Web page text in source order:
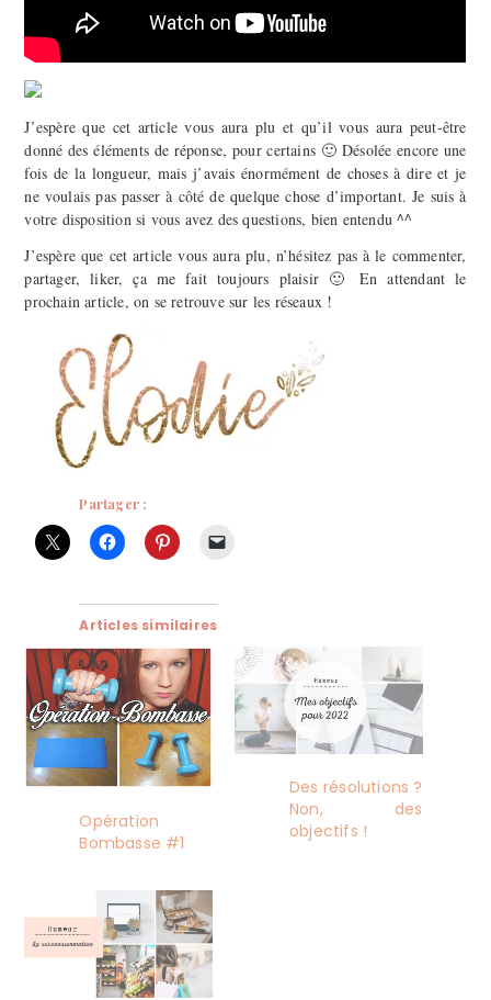
J’espère que cet article vous aura plu et qu’il vous aura peut-être
donné des éléments de réponse, pour certains 🙂 Désolée encore une
fois de la longueur, mais j’avais énormément de choses à dire et je
ne voulais pas passer à côté de quelque chose d’important. Je suis à
votre disposition si vous avez des questions, bien entendu ^^
J’espère que cet article vous aura plu, n’hésitez pas à le commenter,
partager, liker, ça me fait toujours plaisir 🙂 En attendant le
prochain article, on se retrouve sur les réseaux !
Partager :
Articles similaires
Opération
Bombasse #1
Des résolutions ?
Non, des
objectifs !